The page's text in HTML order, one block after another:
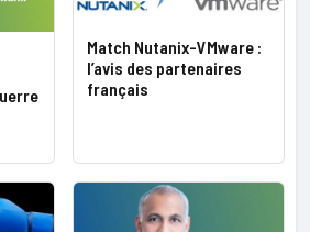
Match Nutanix-VMware :
l’avis des partenaires
français